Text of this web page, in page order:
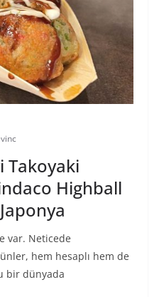
Takoyaki
Highball
var. Neticede
hem hesaplı hem de
bir dünyada